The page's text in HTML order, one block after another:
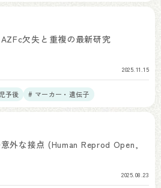
欠失と重複の最新研究
2025.11.15
予後 # マーカー・遺伝子
外な接点 (Human Reprod Open,
2025.08.23